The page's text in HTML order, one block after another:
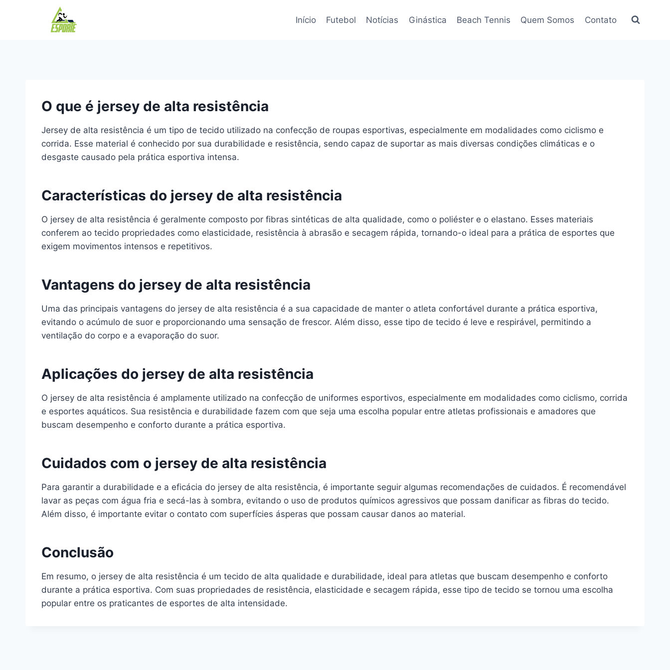
Início Futebol Notícias Ginástica Beach Tennis Quem Somos Contato
O que é jersey de alta resistência
Jersey de alta resistência é um tipo de tecido utilizado na confecção de roupas esportivas, especialmente em modalidades como ciclismo e
corrida. Esse material é conhecido por sua durabilidade e resistência, sendo capaz de suportar as mais diversas condições climáticas e o
desgaste causado pela prática esportiva intensa.
Características do jersey de alta resistência
O jersey de alta resistência é geralmente composto por fibras sintéticas de alta qualidade, como o poliéster e o elastano. Esses materiais
conferem ao tecido propriedades como elasticidade, resistência à abrasão e secagem rápida, tornando-o ideal para a prática de esportes que
exigem movimentos intensos e repetitivos.
Vantagens do jersey de alta resistência
Uma das principais vantagens do jersey de alta resistência é a sua capacidade de manter o atleta confortável durante a prática esportiva,
evitando o acúmulo de suor e proporcionando uma sensação de frescor. Além disso, esse tipo de tecido é leve e respirável, permitindo a
ventilação do corpo e a evaporação do suor.
Aplicações do jersey de alta resistência
O jersey de alta resistência é amplamente utilizado na confecção de uniformes esportivos, especialmente em modalidades como ciclismo, corrida
e esportes aquáticos. Sua resistência e durabilidade fazem com que seja uma escolha popular entre atletas profissionais e amadores que
buscam desempenho e conforto durante a prática esportiva.
Cuidados com o jersey de alta resistência
Para garantir a durabilidade e a eficácia do jersey de alta resistência, é importante seguir algumas recomendações de cuidados. É recomendável
lavar as peças com água fria e secá-las à sombra, evitando o uso de produtos químicos agressivos que possam danificar as fibras do tecido.
Além disso, é importante evitar o contato com superfícies ásperas que possam causar danos ao material.
Conclusão
Em resumo, o jersey de alta resistência é um tecido de alta qualidade e durabilidade, ideal para atletas que buscam desempenho e conforto
durante a prática esportiva. Com suas propriedades de resistência, elasticidade e secagem rápida, esse tipo de tecido se tornou uma escolha
popular entre os praticantes de esportes de alta intensidade.